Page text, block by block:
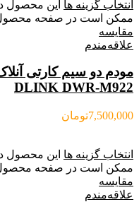
انتخاب گزینه ها این محصول
ممکن است در صفحه محصول
مقایسه
علاقه‌مندم
DLINK DWR-M922
7,500,000تومان
انتخاب گزینه ها این محصول
ممکن است در صفحه محصول
مقایسه
علاقه‌مندم